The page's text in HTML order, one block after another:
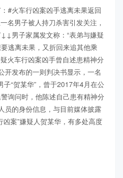
#火车行凶案凶手逃离未果返回
名男子被人持刀杀害引发关注，
男子家属发文称：“表弟与嫌疑
逃离未果，又折回来追其他乘
火车行凶案凶手曾自述患精神分
开发布的一则判决书显示，一名
“贺某华”，曾于2017年4月在公
询问时，他陈述自己患有精神分
员的身份信息，与目前媒体披露
凶案”嫌疑人贺某华，有多处高度